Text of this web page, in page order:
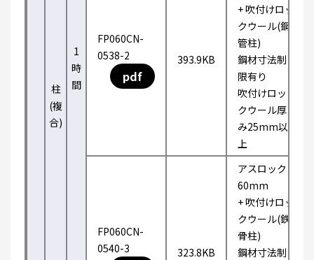
柱
(複
合)
1
時
間
FP060CN-
0538-2
pdf
393.9KB
+ 吹付けロッ
クウール(鋼
管柱)
鋼材寸法制
限有り
吹付けロッ
クウール厚
み25mm以
上
FP060CN-
0540-3
323.8KB
アスロック
60mm
+ 吹付けロッ
クウール(鉄
骨柱)
鋼材寸法制